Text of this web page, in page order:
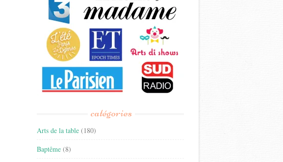
catégories
Arts de la table (180)
Baptême (8)